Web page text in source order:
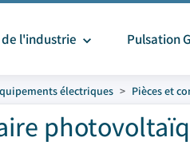
l'industrie Pulsation
électriques Pièces et